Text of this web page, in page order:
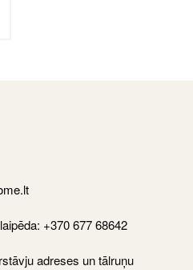
+370 677 68642
adreses un tālruņu